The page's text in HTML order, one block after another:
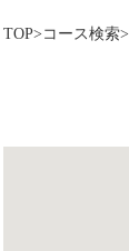
TOP> コース検索>